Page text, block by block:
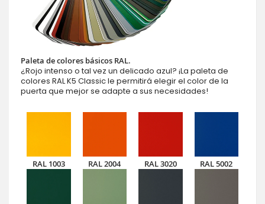
Paleta de colores básicos RAL.
¿Rojo intenso o tal vez un delicado azul? ¡La paleta de
colores RAL K5 Classic le permitirá elegir el color de la
puerta que mejor se adapte a sus necesidades!
RAL 1003 RAL 2004 RAL 3020 RAL 5002